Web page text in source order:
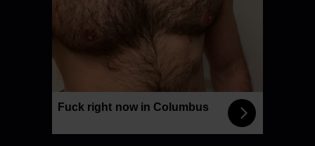
Fuck right now in Columbus